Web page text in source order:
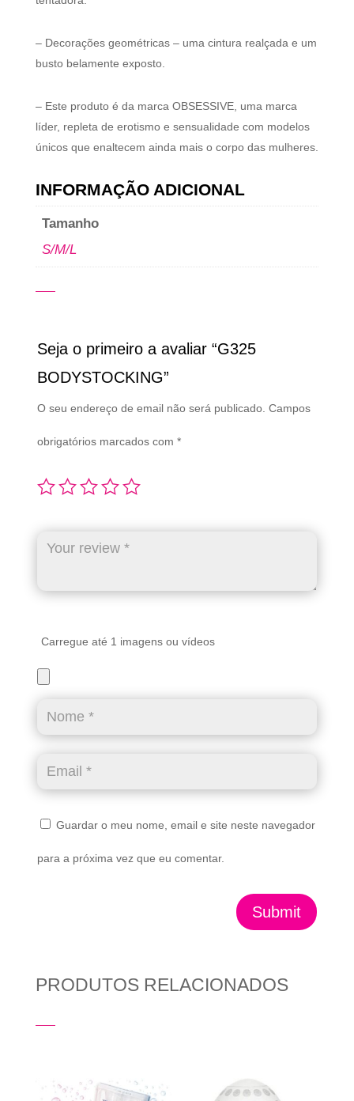
– Decorações geométricas – uma cintura realçada e um
busto belamente exposto.
– Este produto é da marca OBSESSIVE, uma marca
líder, repleta de erotismo e sensualidade com modelos
únicos que enaltecem ainda mais o corpo das mulheres.
INFORMAÇÃO ADICIONAL
Tamanho
S/M/L
Seja o primeiro a avaliar “G325
BODYSTOCKING”
O seu endereço de email não será publicado. Campos
obrigatórios marcados com *
Carregue até 1 imagens ou vídeos
Guardar o meu nome, email e site neste navegador
para a próxima vez que eu comentar.
Submit
PRODUTOS RELACIONADOS